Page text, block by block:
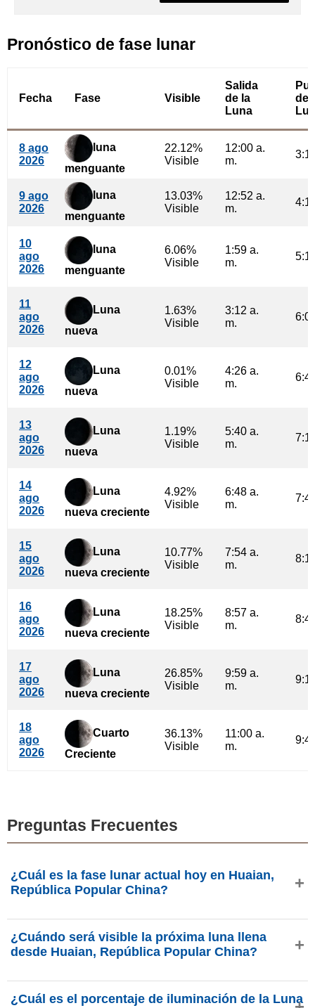
Pronóstico de fase lunar
Fecha Fase Visible
Salida
de la
Luna
de
8 ago
2026
luna
menguante
22.12%
Visible
12:00 a.
m.
9 ago
2026
luna
menguante
13.03%
Visible
12:52 a.
m.
10
ago
2026
luna
menguante
6.06%
Visible
1:59 a.
m.
11
ago
2026
Luna
nueva
1.63%
Visible
3:12 a.
m.
12
ago
2026
Luna
nueva
0.01%
Visible
4:26 a.
m.
13
ago
2026
Luna
nueva
1.19%
Visible
5:40 a.
m.
14
ago
2026
Luna
nueva creciente
4.92%
Visible
6:48 a.
m.
15
ago
2026
Luna
nueva creciente
10.77%
Visible
7:54 a.
m.
16
ago
2026
Luna
nueva creciente
18.25%
Visible
8:57 a.
m.
17
ago
2026
Luna
nueva creciente
26.85%
Visible
9:59 a.
m.
18
ago
2026
Cuarto
Creciente
36.13%
Visible
11:00 a.
m.
Preguntas Frecuentes
¿Cuál es la fase lunar actual hoy en Huaian,
República Popular China?
Popular China, la Luna está en la faseluna menguante
con 22.12% de iluminación, tiene 24.93 días de edad y se
phasesmoon.com.
¿Cuándo será visible la próxima luna llena
desde Huaian, República Popular China?
2026, aproximadamente a las 6:09 p. m. (hora
¿Cuál es el porcentaje de iluminación de la Luna